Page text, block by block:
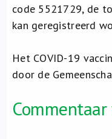
code 5521729, de
kan geregistreerd
Het COVID-19
door de